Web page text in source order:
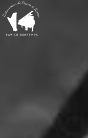
Panneau de gestion des